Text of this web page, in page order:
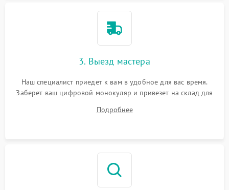
3. Выезд мастера
Наш специалист приедет к вам в удобное для вас время.
Заберет ваш цифровой монокуляр и привезет на склад для
Подробнее